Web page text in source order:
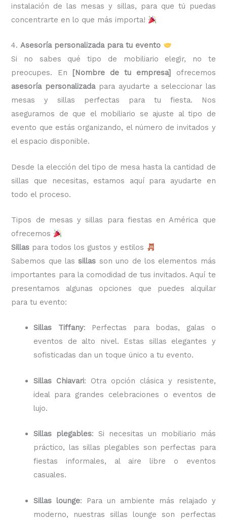
instalación de las mesas y sillas, para que tú puedas
concentrarte en lo que más importa!
4.Asesoría personalizada para tu evento
Si no sabes qué tipo de mobiliario elegir, no te
preocupes. En
[Nombre de tu empresa]
ofrecemos
asesoría personalizadapara ayudarte a seleccionar las
mesas y sillas perfectas para tu fiesta. Nos
aseguramos de que el mobiliario se ajuste al tipo de
evento que estás organizando, el número de invitados y
el espacio disponible.
Desde la elección del tipo de mesa hasta la cantidad de
sillas que necesitas, estamos aquí para ayudarte en
todo el proceso.
Tipos de mesas y sillas para fiestas en América que
ofrecemos
Sillas para todos los gustos y estilos
Sabemos que lassillas son uno de los elementos más
importantes para la comodidad de tus invitados. Aquí te
presentamos algunas opciones que puedes alquilar
para tu evento:
Sillas Tiffany: Perfectas para bodas, galas o
eventos de alto nivel. Estas sillas elegantes y
sofisticadas dan un toque único a tu evento.
Sillas Chiavari: Otra opción clásica y resistente,
ideal para grandes celebraciones o eventos de
lujo.
Sillas plegables: Si necesitas un mobiliario más
práctico, las sillas plegables son perfectas para
fiestas informales, al aire libre o eventos
casuales.
Sillas lounge: Para un ambiente más relajado y
moderno, nuestras sillas lounge son perfectas